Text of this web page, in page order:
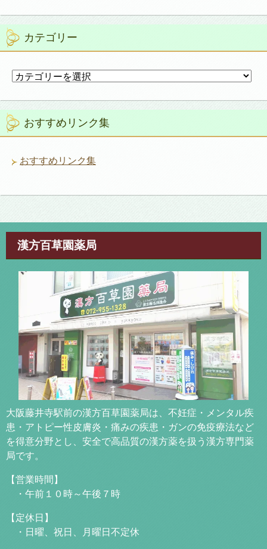
カテゴリー
カ
ゴ
リ
ー おすすめリンク集
おすすめリンク集
漢方百草園薬局
大阪藤井寺駅前の漢方百草園薬局は、不妊症・メンタル疾
患・アトピー性皮膚炎・痛みの疾患・ガンの免疫療法など
を得意分野とし、安全で高品質の漢方薬を扱う漢方専門薬
局です。
【営業時間】
・午前１０時～午後７時
【定休日】
・日曜、祝日、月曜日不定休